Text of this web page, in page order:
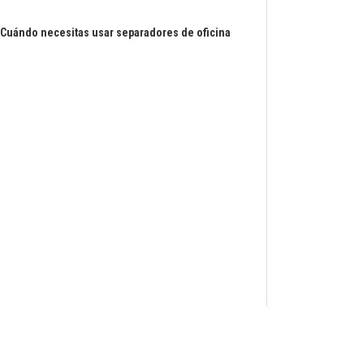
Cuándo necesitas usar separadores de oficina